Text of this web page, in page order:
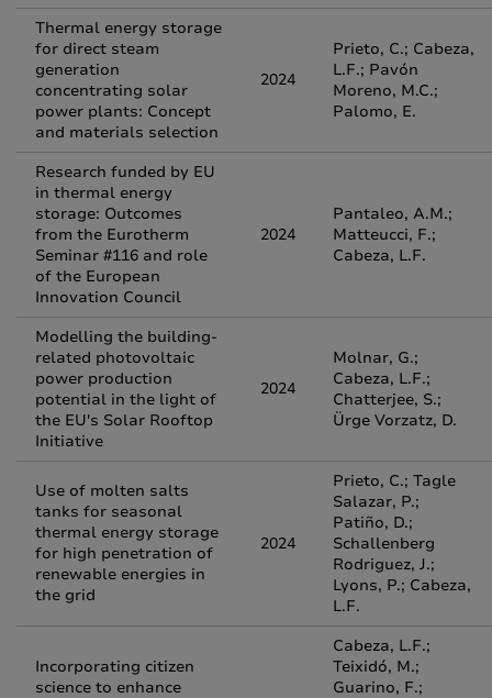
Thermal energy storage
for direct steam
generation
concentrating solar
power plants: Concept
and materials selection
2024
Prieto, C.; Cabeza,
L.F.; Pavón
Moreno, M.C.;
Palomo, E.
Research funded by EU
in thermal energy
storage: Outcomes
from the Eurotherm
Seminar #116 and role
of the European
Innovation Council
2024
Pantaleo, A.M.;
Matteucci, F.;
Cabeza, L.F.
Modelling the building-
related photovoltaic
power production
potential in the light of
the EU's Solar Rooftop
Initiative
2024
Molnar, G.;
Cabeza, L.F.;
Chatterjee, S.;
Ürge Vorzatz, D.
Use of molten salts
tanks for seasonal
thermal energy storage
for high penetration of
renewable energies in
the grid
2024
Prieto, C.; Tagle
Salazar, P.;
Patiño, D.;
Schallenberg
Rodriguez, J.;
Lyons, P.; Cabeza,
L.F.
Incorporating citizen
science to enhance
Cabeza, L.F.;
Teixidó, M.;
Guarino, F.;